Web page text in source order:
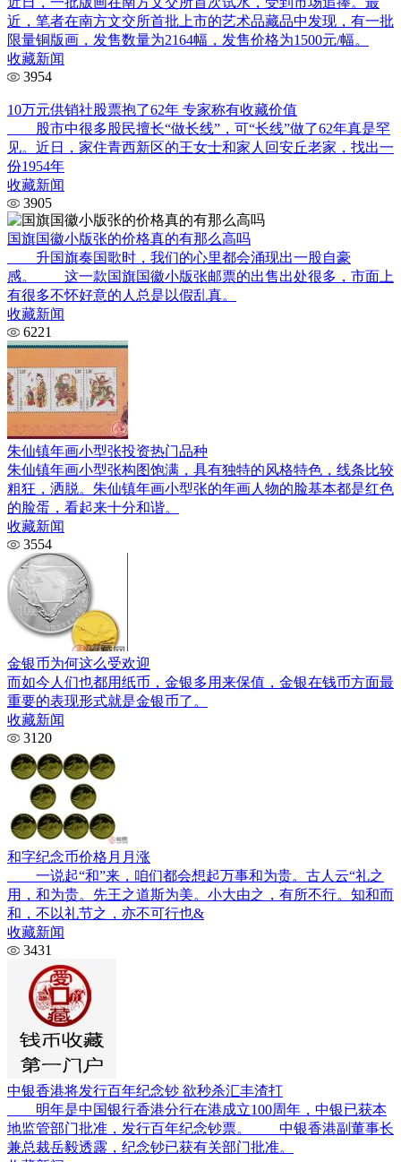
近，笔者在南方文交所首批上市的艺术品藏品中发现，有一批
限量铜版画，发售数量为2164幅，发售价格为1500元/幅。
收藏新闻
3954
10万元供销社股票抱了62年 专家称有收藏价值
股市中很多股民擅长“做长线”，可“长线”做了62年真是罕
见。近日，家住青西新区的王女士和家人回安丘老家，找出一
份1954年
收藏新闻
3905
国旗国徽小版张的价格真的有那么高吗
升国旗奏国歌时，我们的心里都会涌现出一股自豪
感。 这一款国旗国徽小版张邮票的出售出处很多，市面上
有很多不怀好意的人总是以假乱真。
收藏新闻
6221
朱仙镇年画小型张投资热门品种
朱仙镇年画小型张构图饱满，具有独特的风格特色，线条比较
粗狂，洒脱。朱仙镇年画小型张的年画人物的脸基本都是红色
的脸蛋，看起来十分和谐。
收藏新闻
3554
金银币为何这么受欢迎
而如今人们也都用纸币，金银多用来保值，金银在钱币方面最
重要的表现形式就是金银币了。
收藏新闻
3120
和字纪念币价格月月涨
一说起“和”来，咱们都会想起万事和为贵。古人云“礼之
用，和为贵。先王之道斯为美。小大由之，有所不行。知和而
和，不以礼节之，亦不可行也&
收藏新闻
3431
中银香港将发行百年纪念钞 欲秒杀汇丰渣打
明年是中国银行香港分行在港成立100周年，中银已获本
地监管部门批准，发行百年纪念钞票。 中银香港副董事长
兼总裁岳毅透露，纪念钞已获有关部门批准。